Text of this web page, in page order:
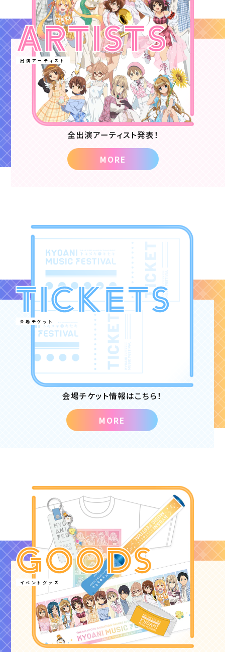
全出演アーティスト発表！
MORE
出演アーティスト
会場チケット
会場チケット情報はこちら！
MORE
イベントグッズ